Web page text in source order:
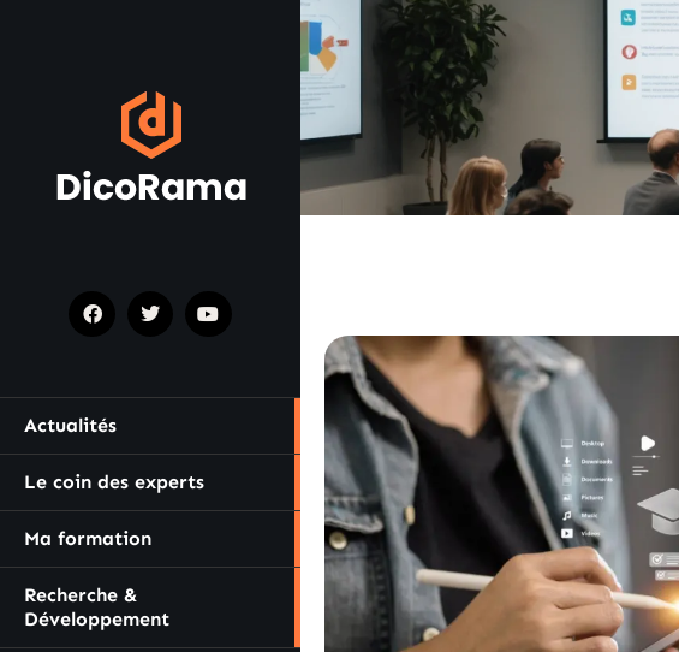
Actualités
Le coin des experts
Ma formation
Recherche &
Développement